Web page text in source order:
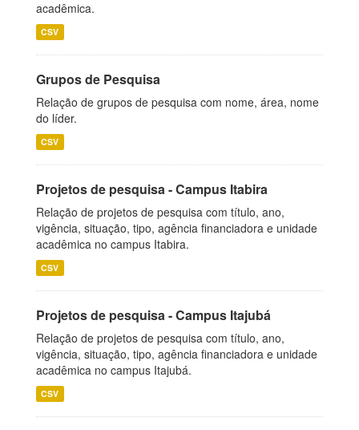
acadêmica.
CSV
Grupos de Pesquisa
Relação de grupos de pesquisa com nome, área, nome
do líder.
CSV
Projetos de pesquisa - Campus Itabira
Relação de projetos de pesquisa com título, ano,
vigência, situação, tipo, agência financiadora e unidade
acadêmica no campus Itabira.
CSV
Projetos de pesquisa - Campus Itajubá
Relação de projetos de pesquisa com título, ano,
vigência, situação, tipo, agência financiadora e unidade
acadêmica no campus Itajubá.
CSV